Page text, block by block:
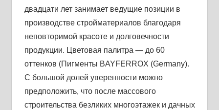
двадцати лет занимает ведущие позиции в
производстве стройматериалов благодаря
неповторимой красоте и долговечности
продукции. Цветовая палитра — до 60
оттенков (Пигменты BAYFERROX (Germany).
С большой долей уверенности можно
предположить, что после массового
строительства безликих многоэтажек и дачных